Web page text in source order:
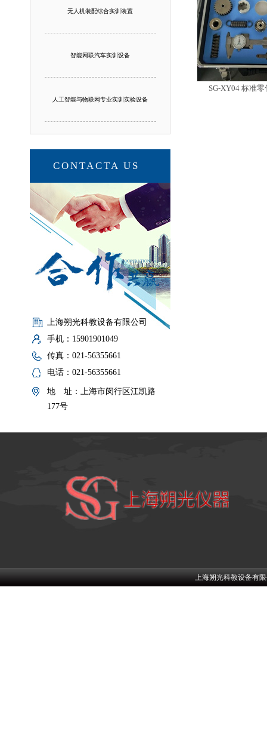
无人机装配综合实训装置
智能网联汽车实训设备
人工智能与物联网专业实训实验设备
CONTACTA US
上海朔光科教设备有限公司
手机：15901901049
传真：021-56355661
电话：021-56355661
地 址：上海市闵行区江凯路
177号
SG-XY04 标准
上海朔光科教设备有